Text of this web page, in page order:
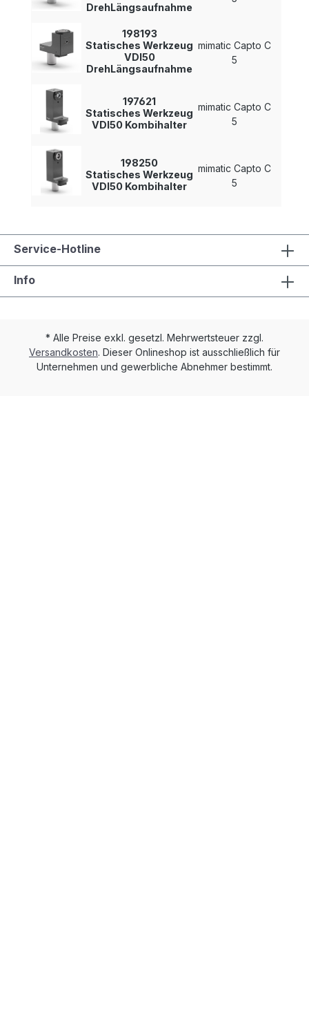
DrehLängsaufnahme
198193
Statisches Werkzeug
VDI50
DrehLängsaufnahme
mimatic Capto C
5
197621
Statisches Werkzeug
VDI50 Kombihalter
mimatic Capto C
5
198250
Statisches Werkzeug
VDI50 Kombihalter
mimatic Capto C
5
Service-Hotline
Info
* Alle Preise exkl. gesetzl. Mehrwertsteuer zzgl.
Versandkosten. Dieser Onlineshop ist ausschließlich für
Unternehmen und gewerbliche Abnehmer bestimmt.